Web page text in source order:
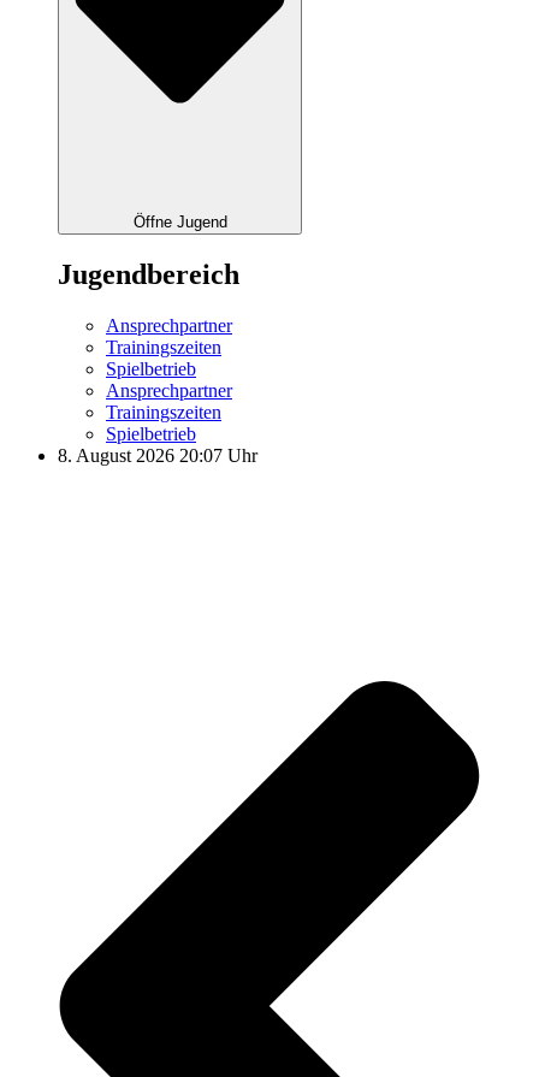
Öffne Jugend
Jugendbereich
Ansprechpartner
Trainingszeiten
Spielbetrieb
Ansprechpartner
Trainingszeiten
Spielbetrieb
8. August 2026 20:07 Uhr